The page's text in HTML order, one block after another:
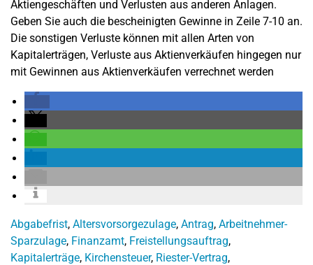
Aktiengeschäften und Verlusten aus anderen Anlagen.
Geben Sie auch die bescheinigten Gewinne in Zeile 7-10 an.
Die sonstigen Verluste können mit allen Arten von
Kapitalerträgen, Verluste aus Aktienverkäufen hingegen nur
mit Gewinnen aus Aktienverkäufen verrechnet werden
Abgabefrist, Altersvorsorgezulage, Antrag, Arbeitnehmer-
Sparzulage, Finanzamt, Freistellungsauftrag,
Kapitalerträge, Kirchensteuer, Riester-Vertrag,